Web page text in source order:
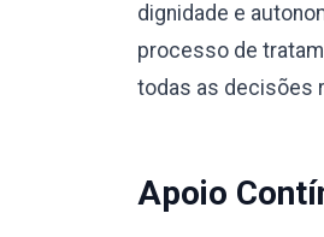
dignidade e
processo de
todas as decisões
Apoio